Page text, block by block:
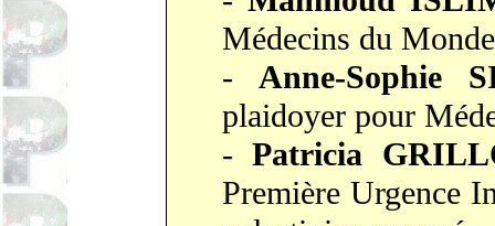
Médecins du
-Anne-Sophie
plaidoyer pour
-Patricia
Première Urgence